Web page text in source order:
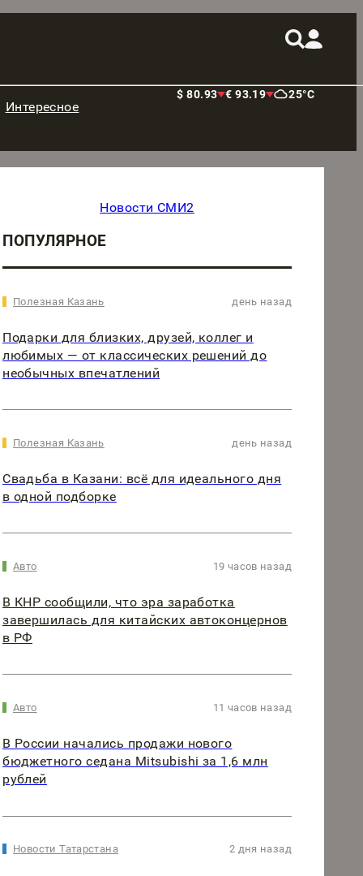
Интересное
$ 80.93 € 93.19 25°C
Новости СМИ2
ПОПУЛЯРНОЕ
Полезная Казань день назад
Подарки для близких, друзей, коллег и
любимых — от классических решений до
необычных впечатлений
Полезная Казань день назад
Свадьба в Казани: всё для идеального дня
в одной подборке
Авто 19 часов назад
В КНР сообщили, что эра заработка
завершилась для китайских автоконцернов
в РФ
Авто 11 часов назад
В России начались продажи нового
бюджетного седана Mitsubishi за 1,6 млн
рублей
Новости Татарстана 2 дня назад